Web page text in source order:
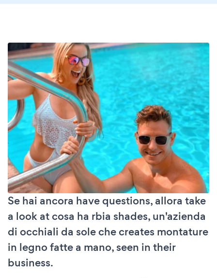
Se hai ancora have questions, allora take
a look at cosa ha rbia shades, un'azienda
di occhiali da sole che creates montature
in legno fatte a mano, seen in their
business.